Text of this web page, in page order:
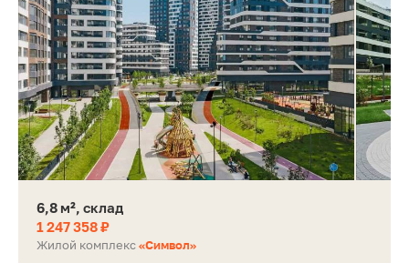
6,8 м², склад
1 247 358 ₽
Жилой комплекс«Символ»